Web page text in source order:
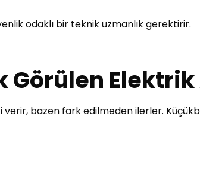
odaklı bir teknik uzmanlık gerektirir.
Görülen Elektrik
bazen fark edilmeden ilerler.